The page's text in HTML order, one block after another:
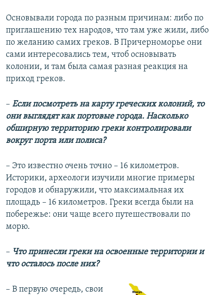
Основывали города по разным причинам: либо по
приглашению тех народов, что там уже жили, либо
по желанию самих греков. В Причерноморье они
сами интересовались тем, чтоб основывать
колонии, и там была самая разная реакция на
приход греков.
– Если посмотреть на карту греческих колоний, то
они выглядят как портовые города. Насколько
обширную территорию греки контролировали
вокруг порта или полиса?
– Это известно очень точно – 16 километров.
Историки, археологи изучили многие примеры
городов и обнаружили, что максимальная их
площадь – 16 километров. Греки всегда были на
побережье: они чаще всего путешествовали по
морю.
– Что принесли греки на освоенные территории и
что осталось после них?
– В первую очередь, свои